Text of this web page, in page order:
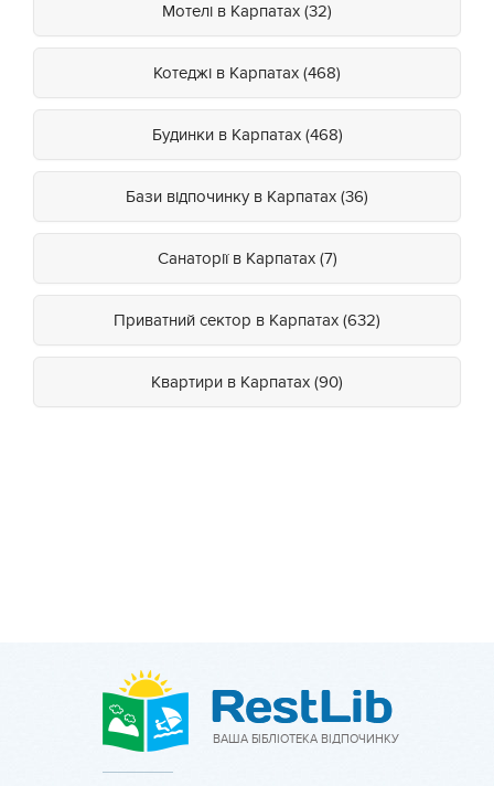
Мотелі в Карпатах (32)
Котеджі в Карпатах (468)
Будинки в Карпатах (468)
Бази відпочинку в Карпатах (36)
Санаторії в Карпатах (7)
Приватний сектор в Карпатах (632)
Квартири в Карпатах (90)
ВАША БІБЛІОТЕКА ВІДПОЧИНКУ